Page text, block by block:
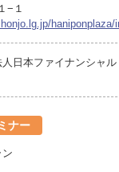
−１
haniponplaza/
日本ファイナンシャ
ナー